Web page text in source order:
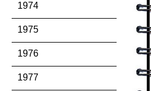
1974
1975
1976
1977